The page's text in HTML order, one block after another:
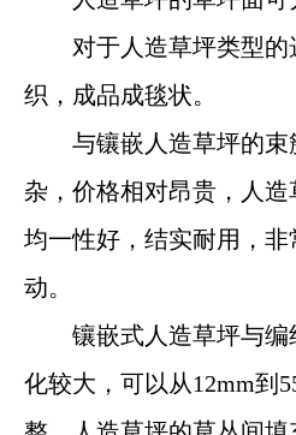
对于人造草坪类型
织，成品成毯状。
与镶嵌人造草坪的
杂，价格相对昂贵，人
均一性好，结实耐用，
动。
镶嵌式人造草坪与
化较大，可以从12mm到